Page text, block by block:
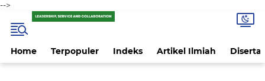
-->
Home Terpopuler Indeks Artikel Ilmiah